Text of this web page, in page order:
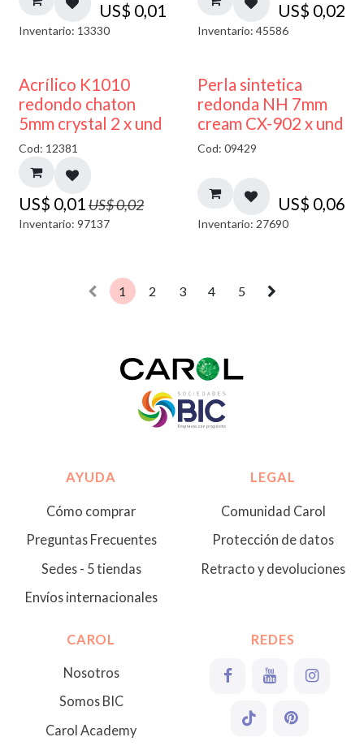
US$ 0,01
Inventario: 13330
US$ 0,02
Inventario: 45586
50% DESCUENTO
Acrílico K1010
redondo chaton
5mm crystal 2 x und
Cod: 12381
US$ 0,01US$0,02
Inventario: 97137
Perla sintetica
redonda NH 7mm
cream CX-902 x und
Cod: 09429
US$ 0,06
Inventario: 27690
1 2 3 4 5
AYUDA
Cómo comprar
Preguntas Frecuentes
Sedes - 5 tiendas
Envíos internacionales
LEGAL
Comunidad Carol
Protección de datos
Retracto y devoluciones
CAROL
Nosotros
Somos BIC
Carol Academy
REDES